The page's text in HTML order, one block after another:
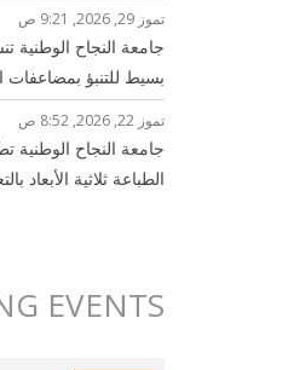
تموز 29, 2026, 9:21 ص
جامعة النجاح الوطنية
بسيط للتنبؤ
الرعاية القلبية
تموز 22, 2026, 8:52 ص
جامعة النجاح الوطنية
الطباعة ثلاثية الأبعاد
EVENTS